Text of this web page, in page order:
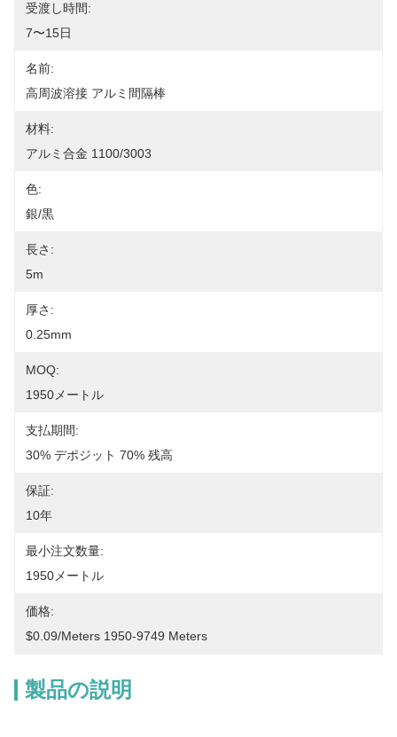
受渡し時間:
7〜15日
名前:
高周波溶接 アルミ間隔棒
材料:
アルミ合金 1100/3003
色:
銀/黒
長さ:
5m
厚さ:
0.25mm
MOQ:
1950メートル
支払期間:
30% デポジット 70% 残高
保証:
10年
最小注文数量:
1950メートル
価格:
$0.09/meters 1950-9749 Meters
製品の説明